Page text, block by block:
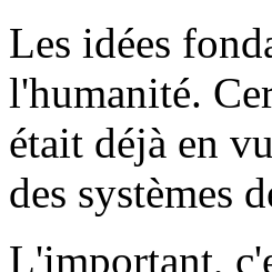
Les idées
l'humanité.
était déjà en
des systèmes
L'important,